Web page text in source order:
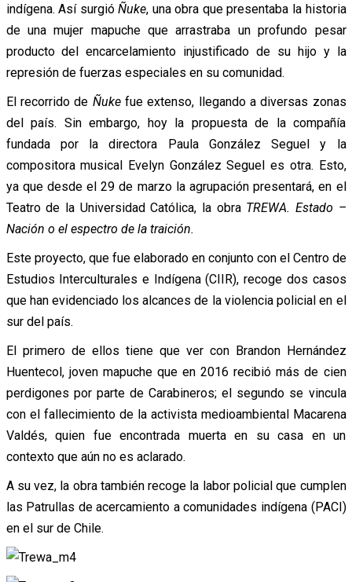
indígena. Así surgióÑuke, una obra que presentaba la historia
de una mujer mapuche que arrastraba un profundo pesar
producto del encarcelamiento injustificado de su hijo y la
represión de fuerzas especiales en su comunidad.
El recorrido de Ñuke fue extenso, llegando a diversas zonas
del país. Sin embargo, hoy la propuesta de la compañía
fundada por la directora Paula González Seguel y la
compositora musical Evelyn González Seguel es otra. Esto,
ya que desde el 29 de marzo la agrupación presentará, en el
Teatro de la Universidad Católica, la obra TREWA. Estado –
Nación o el espectro de la traición.
Este proyecto, que fue elaborado en conjunto con el Centro de
Estudios Interculturales e Indígena (CIIR), recoge dos casos
que han evidenciado los alcances de la violencia policial en el
sur del país.
El primero de ellos tiene que ver con Brandon Hernández
Huentecol, joven mapuche que en 2016 recibió más de cien
perdigones por parte de Carabineros; el segundo se vincula
con el fallecimiento de la activista medioambiental Macarena
Valdés, quien fue encontrada muerta en su casa en un
contexto que aún no es aclarado.
A su vez, la obra también recoge la labor policial que cumplen
las Patrullas de acercamiento a comunidades indígena (PACI)
en el sur de Chile.